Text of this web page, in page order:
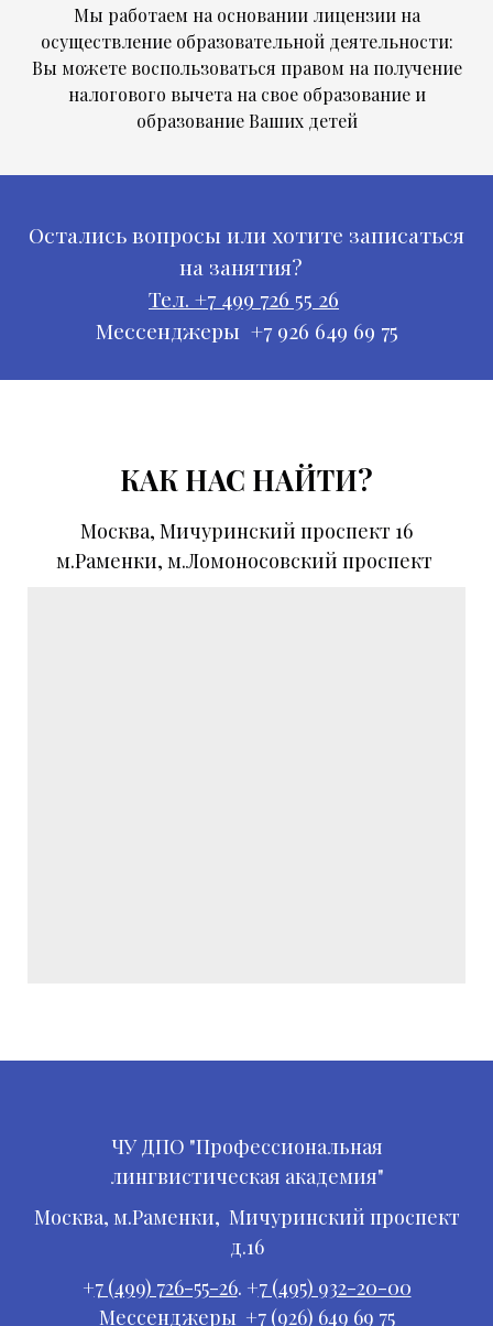
Мы работаем на основании лицензии на
осуществление образовательной деятельности:
Вы можете воспользоваться правом на получение
налогового вычета на свое образование и
образование Ваших детей
Остались вопросы или хотите записаться
на занятия?
Тел. +7 499 726 55 26
Мессенджеры +7 926 649 69 75
КАК НАС НАЙТИ?
Москва, Мичуринский проспект 16
м.Раменки, м.Ломоносовский проспект
ЧУ ДПО "Профессиональная
лингвистическая академия"
Москва, м.Раменки, Мичуринский проспект
д.16
+7 (499) 726-55-26. +7 (495) 932-20-00
Мессенджеры +7 (926) 649 69 75